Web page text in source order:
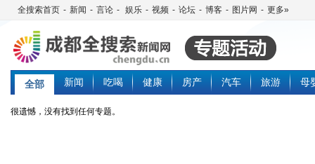
全搜索首页 - 新闻 - 言论 - 娱乐 - 视频 - 论坛 - 博客 - 图片网 - 更多»
全部 新闻 吃喝 健康 房产 汽车 旅游 母
很遗憾，没有找到任何专题。